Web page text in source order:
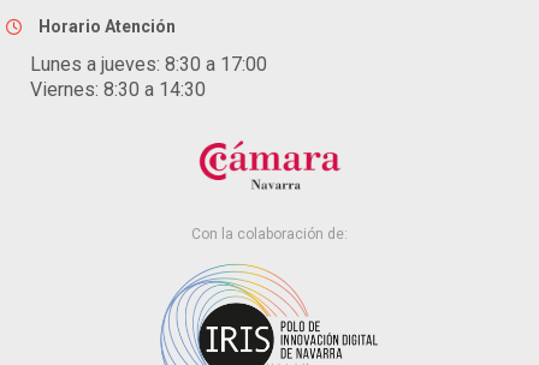
Horario Atención
Lunes a jueves: 8:30 a 17:00
Viernes: 8:30 a 14:30
Con la colaboración de: